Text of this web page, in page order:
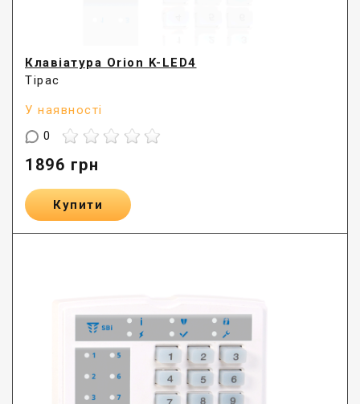
Клавіатура Orion K-LED4
Тірас
У наявності
0
1896 грн
Купити